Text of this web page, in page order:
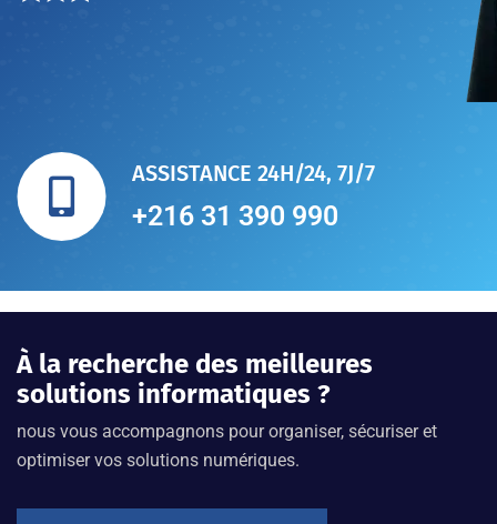
ASSISTANCE 24H/24, 7J/7
+216 31 390 990
À la recherche des meilleures
solutions informatiques ?
nous vous accompagnons pour organiser, sécuriser et
optimiser vos solutions numériques.